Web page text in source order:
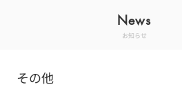
News
お知らせ
その他